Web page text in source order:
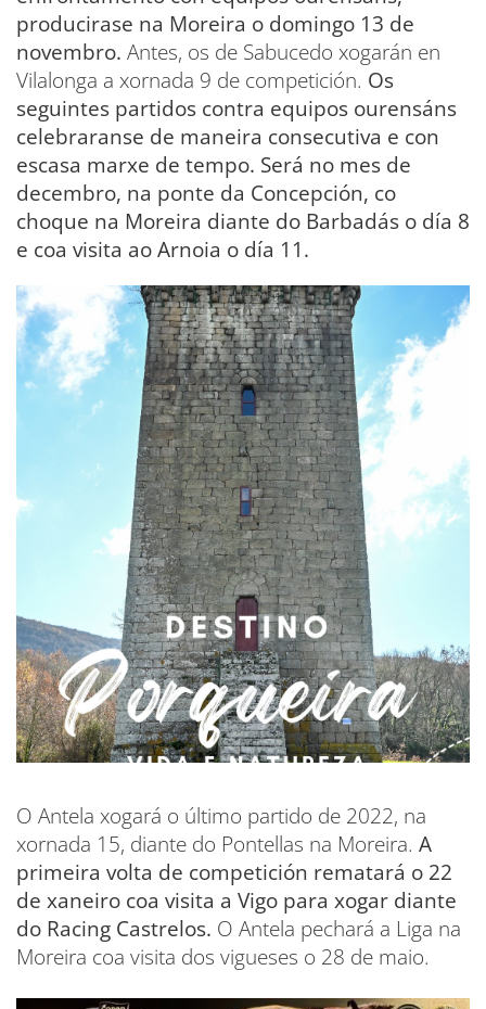
producirase na Moreira o domingo 13 de
novembro. Antes, os de Sabucedo xogarán en
Vilalonga a xornada 9 de competición. Os
seguintes partidos contra equipos ourensáns
celebraranse de maneira consecutiva e con
escasa marxe de tempo. Será no mes de
decembro, na ponte da Concepción, co
choque na Moreira diante do Barbadás o día 8
e coa visita ao Arnoia o día 11.
O Antela xogará o último partido de 2022, na
xornada 15, diante do Pontellas na Moreira. A
primeira volta de competición rematará o 22
de xaneiro coa visita a Vigo para xogar diante
do Racing Castrelos. O Antela pechará a Liga na
Moreira coa visita dos vigueses o 28 de maio.